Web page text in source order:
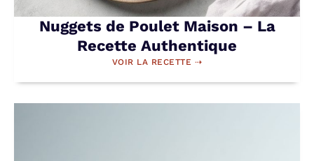
Nuggets de Poulet Maison – La
Recette Authentique
VOIR LA RECETTE ⇢